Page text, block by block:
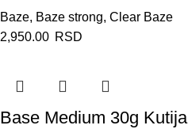
Baze, Baze strong, Clear Baze
2,950.00 RSD
Base Medium 30g Kutija